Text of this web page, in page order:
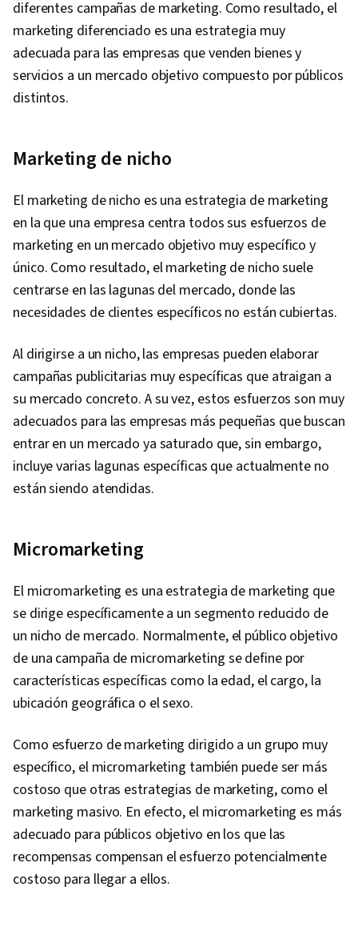
diferentes campañas de marketing. Como resultado, el
marketing diferenciado es una estrategia muy
adecuada para las empresas que venden bienes y
servicios a un mercado objetivo compuesto por públicos
distintos.
Marketing de nicho
El marketing de nicho es una estrategia de marketing
en la que una empresa centra todos sus esfuerzos de
marketing en un mercado objetivo muy específico y
único. Como resultado, el marketing de nicho suele
centrarse en las lagunas del mercado, donde las
necesidades de clientes específicos no están cubiertas.
Al dirigirse a un nicho, las empresas pueden elaborar
campañas publicitarias muy específicas que atraigan a
su mercado concreto. A su vez, estos esfuerzos son muy
adecuados para las empresas más pequeñas que buscan
entrar en un mercado ya saturado que, sin embargo,
incluye varias lagunas específicas que actualmente no
están siendo atendidas.
Micromarketing
El micromarketing es una estrategia de marketing que
se dirige específicamente a un segmento reducido de
un nicho de mercado. Normalmente, el público objetivo
de una campaña de micromarketing se define por
características específicas como la edad, el cargo, la
ubicación geográfica o el sexo.
Como esfuerzo de marketing dirigido a un grupo muy
específico, el micromarketing también puede ser más
costoso que otras estrategias de marketing, como el
marketing masivo. En efecto, el micromarketing es más
adecuado para públicos objetivo en los que las
recompensas compensan el esfuerzo potencialmente
costoso para llegar a ellos.